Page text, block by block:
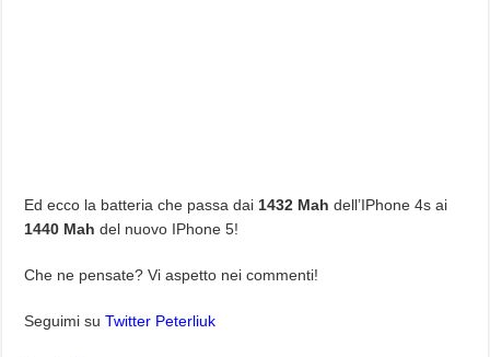
Ed ecco la batteria che passa dai1432 Mah dell’IPhone 4s ai
1440 Mah del nuovo IPhone 5!
Che ne pensate? Vi aspetto nei commenti!
Seguimi suTwitter Peterliuk